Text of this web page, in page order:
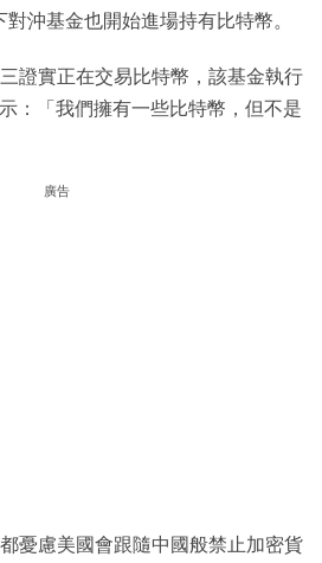
對沖基金也開始進場持有比特幣。
證實正在交易比特幣，該基金執行
：「我們擁有一些比特幣，但不是
廣告
憂慮美國會跟隨中國般禁止加密貨